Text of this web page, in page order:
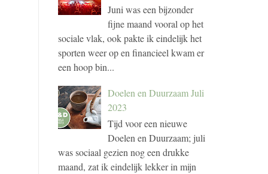
Juni was een bijzonder
fijne maand vooral op het
sociale vlak, ook pakte ik eindelijk het
sporten weer op en financieel kwam er
een hoop bin...
Doelen en Duurzaam Juli
2023
Tijd voor een nieuwe
Doelen en Duurzaam; juli
was sociaal gezien nog een drukke
maand, zat ik eindelijk lekker in mijn